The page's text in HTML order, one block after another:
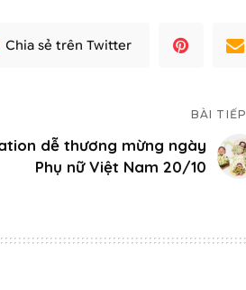
Chia sẻ trên Twitter
BÀI TIẾP
dễ thương mừng ngày
Phụ nữ Việt Nam 20/10